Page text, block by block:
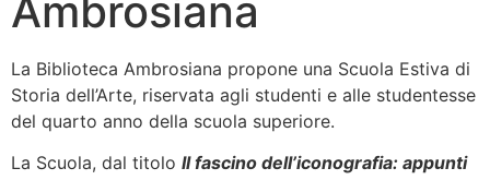
Ambrosiana
La Biblioteca Ambrosiana propone una Scuola Estiva di
Storia dell’Arte, riservata agli studenti e alle studentesse
del quarto anno della scuola superiore.
La Scuola, dal titolo Il fascino dell’iconografia: appunti